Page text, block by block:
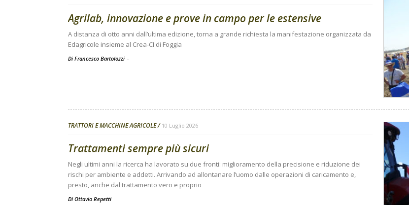
Agrilab, innovazione e prove in campo per le estensive
A distanza di otto anni dall’ultima edizione, torna a grande richiesta la manifestazione organizzata da
Edagricole insieme al Crea-CI di Foggia
Di Francesco Bartolozzi -
TRATTORI E MACCHINE AGRICOLE 10 Luglio 2026
Trattamenti sempre più sicuri
Negli ultimi anni la ricerca ha lavorato su due fronti: miglioramento della precisione e riduzione dei
rischi per ambiente e addetti. Arrivando ad allontanare l’uomo dalle operazioni di caricamento e,
presto, anche dal trattamento vero e proprio
Di Ottavio Repetti